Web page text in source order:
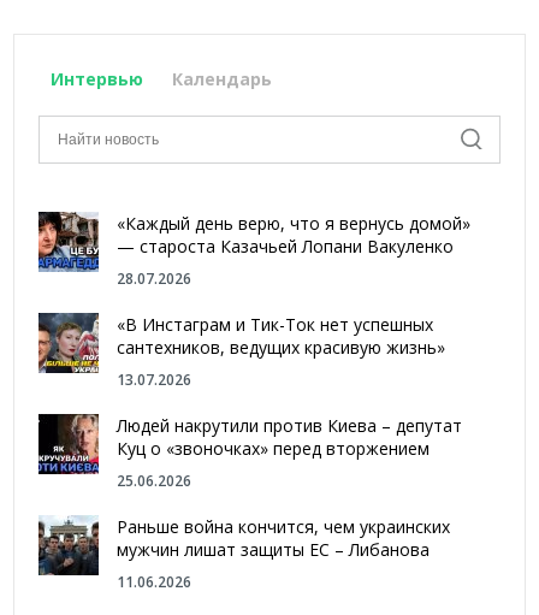
Интервью Календарь
«Каждый день верю, что я вернусь домой»
— староста Казачьей Лопани Вакуленко
28.07.2026
«В Инстаграм и Тик-Ток нет успешных
сантехников, ведущих красивую жизнь»
13.07.2026
Людей накрутили против Киева – депутат
Куц о «звоночках» перед вторжением
25.06.2026
Раньше война кончится, чем украинских
мужчин лишат защиты ЕС – Либанова
11.06.2026